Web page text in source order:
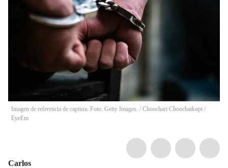
Imagen de referencia de captura. Foto: Getty Images. / Choochart Choochaikupt /
EyeEm
Carlos